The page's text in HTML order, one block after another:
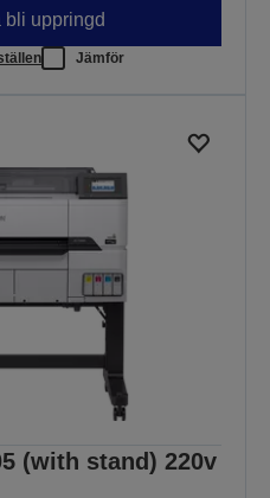
bli uppringd
Jämför
(with stand) 220v